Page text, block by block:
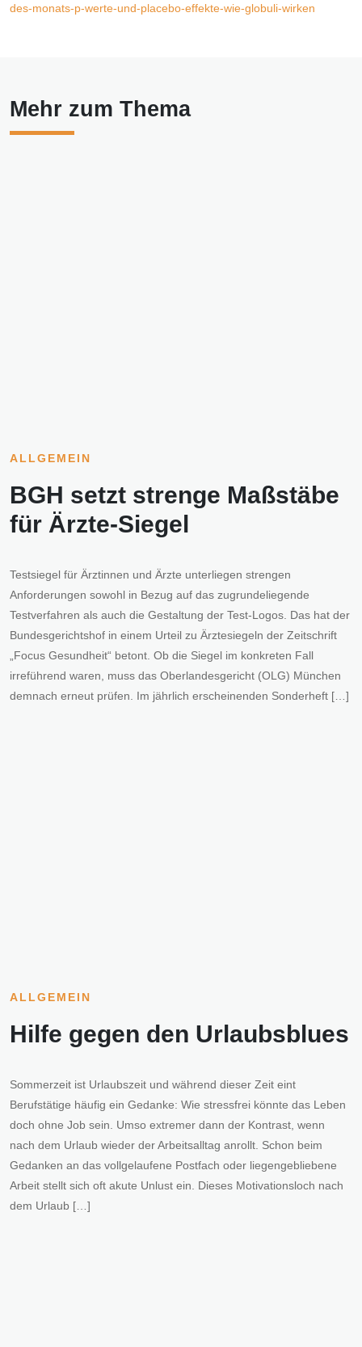
des-monats-p-werte-und-placebo-effekte-wie-globuli-wirken
Mehr zum Thema
ALLGEMEIN
BGH setzt strenge Maßstäbe
für Ärzte-Siegel
Testsiegel für Ärztinnen und Ärzte unterliegen strengen
Anforderungen sowohl in Bezug auf das zugrundeliegende
Testverfahren als auch die Gestaltung der Test-Logos. Das hat der
Bundesgerichtshof in einem Urteil zu Ärztesiegeln der Zeitschrift
„Focus Gesundheit“ betont. Ob die Siegel im konkreten Fall
irreführend waren, muss das Oberlandesgericht (OLG) München
demnach erneut prüfen. Im jährlich erscheinenden Sonderheft […]
ALLGEMEIN
Hilfe gegen den Urlaubsblues
Sommerzeit ist Urlaubszeit und während dieser Zeit eint
Berufstätige häufig ein Gedanke: Wie stressfrei könnte das Leben
doch ohne Job sein. Umso extremer dann der Kontrast, wenn
nach dem Urlaub wieder der Arbeitsalltag anrollt. Schon beim
Gedanken an das vollgelaufene Postfach oder liegengebliebene
Arbeit stellt sich oft akute Unlust ein. Dieses Motivationsloch nach
dem Urlaub […]